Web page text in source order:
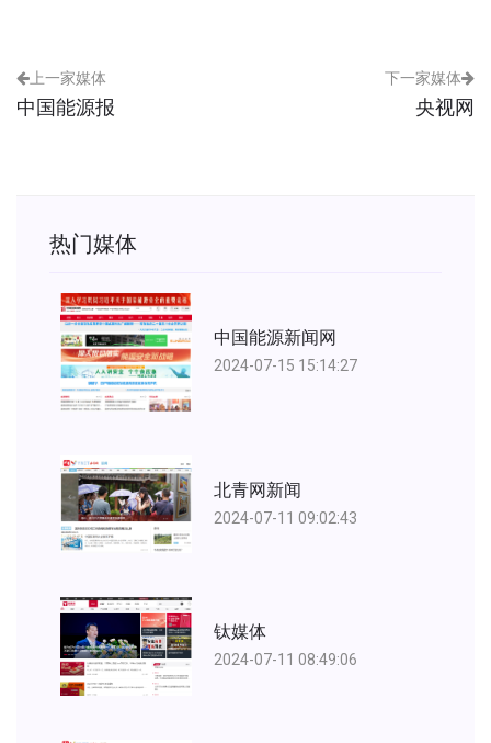
上一家媒体
中国能源报
下一家媒体
央视网
热门媒体
中国能源新闻网
2024-07-15 15:14:27
北青网新闻
2024-07-11 09:02:43
钛媒体
2024-07-11 08:49:06